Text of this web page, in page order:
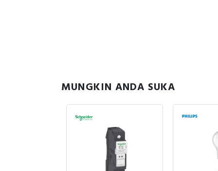
MUNGKIN ANDA SUKA